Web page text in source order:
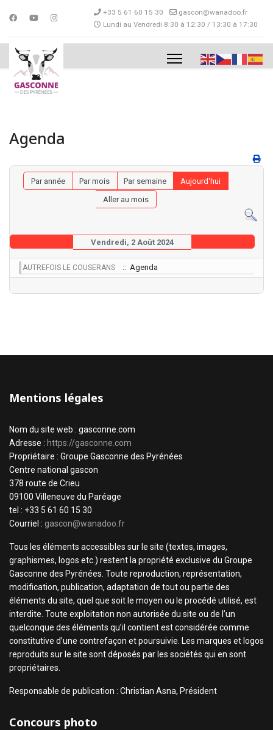
+33 5 61 60 15 30
gascon@wanadoo.fr
Lundi au Vendredi 8:30 à 12:30 / 13:30 à 17:30
Agenda
Par année Par mois Par semaine
Aujourd'hui
Aller au mois
Vendredi, 2 Août 2024
AUTREFOIS LE COUSERANS :: Agenda
Mentions légales
Nom du site web : gasconne.com
Adresse : https://gasconne.com
Propriétaire : Groupe Gasconne des Pyrénées
Centre national gascon
378 route de Crieu
09100 Villeneuve du Paréage
tel : +33 5 61 60 15 30
Courriel : gascon@wanadoo.fr
Tous les éléments accessibles sur le site (textes, images,
graphismes, logos etc.) restent la propriété exclusive du Groupe
Gasconne des Pyrénées. Toute reproduction, représentation,
modification, publication, adaptation de tout ou partie des
éléments du site, quel que soit le moyen ou le procédé utilisé, est
interdite. Toute exploitation non autorisée du site ou de l’un
quelconque des éléments qu’il contient est considérée comme
constitutive d’une contrefaçon et poursuivie. Les marques et logos
reproduits sur le site sont déposés par les sociétés qui en sont
propriétaires.
Responsable de publication : Christian Asna, Président
Concours photo